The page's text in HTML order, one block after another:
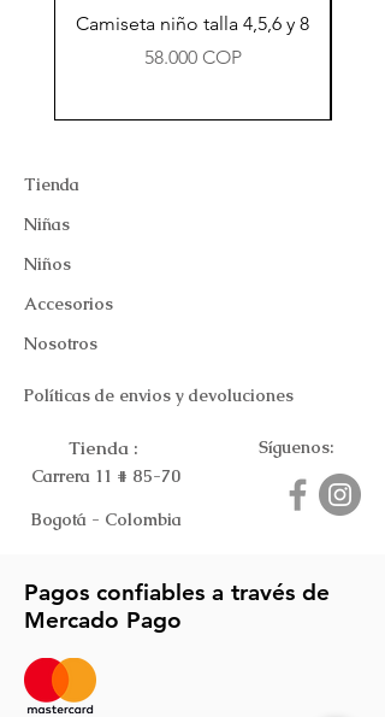
Camiseta niño talla 4,5,6 y 8
Precio
58.000 COP
Tienda
Niñas
Niños
Accesorios
Nosotros
Políticas de envios y devoluciones
Tienda :
Carrera 11 # 85-70
Bogotá - Colombia
Síguenos:
Pagos confiables a través de
Mercado Pago